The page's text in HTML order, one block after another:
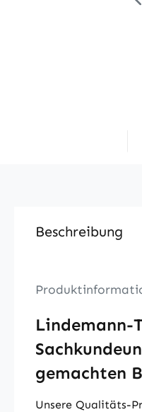
Beschreibung
Lindemann-
gemachten
Unsere Qualitäts-